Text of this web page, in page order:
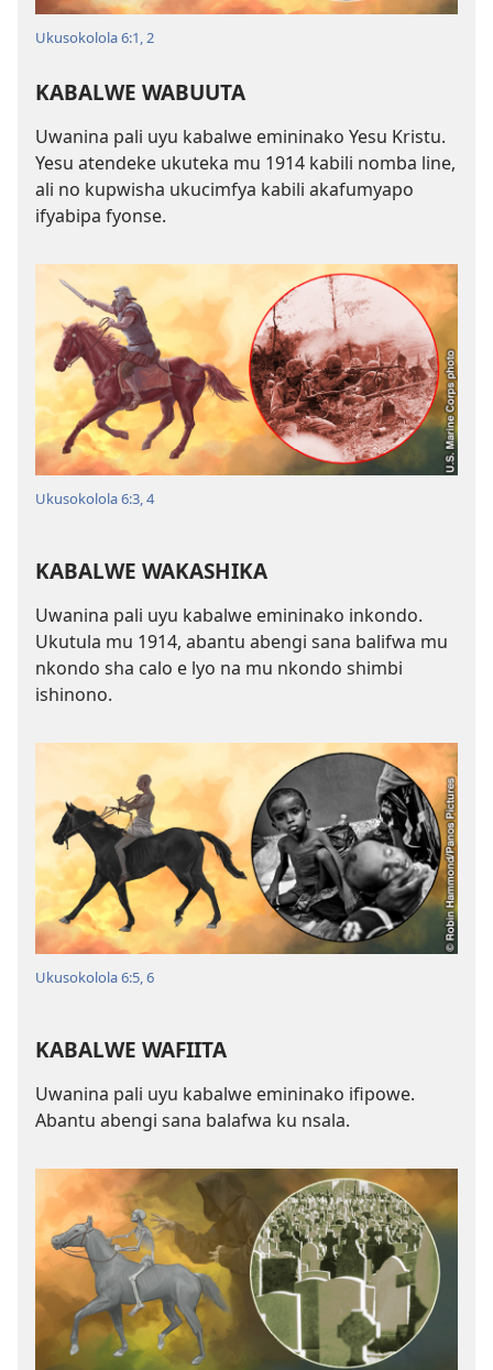
Ukusokolola 6:1, 2
KABALWE WABUUTA
Uwanina pali uyu kabalwe emininako Yesu Kristu.
Yesu atendeke ukuteka mu 1914 kabili nomba line,
ali no kupwisha ukucimfya kabili akafumyapo
ifyabipa fyonse.
Ukusokolola 6:3, 4
KABALWE WAKASHIKA
Uwanina pali uyu kabalwe emininako inkondo.
Ukutula mu 1914, abantu abengi sana balifwa mu
nkondo sha calo e lyo na mu nkondo shimbi
ishinono.
Ukusokolola 6:5, 6
KABALWE WAFIITA
Uwanina pali uyu kabalwe emininako ifipowe.
Abantu abengi sana balafwa ku nsala.